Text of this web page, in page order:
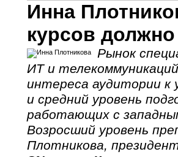
Инна
курсов
Рынок
ИТ и
интереса аудитории к
и средний уровень
работающих с
Возросший уровень
Плотникова,